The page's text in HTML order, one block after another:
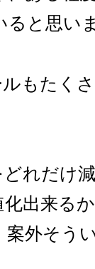
ると思い
もたく
れだけ
化出来る
外そう